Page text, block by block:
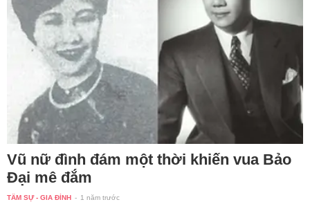
Vũ nữ đình đám một thời khiến vua Bảo
Đại mê đắm
TÂM SỰ - GIA ĐÌNH - 1 năm trước